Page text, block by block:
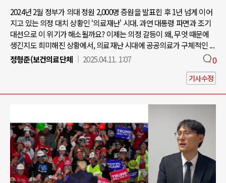
2024년 2월 정부가 의대 정원 2,000명 증원을 발표힌 후 1년 넘게 이어
지고 있는 의정 대치 상황인 ‘의료재난' 시대. 과연 대통령 파면과 조기
대선으로 이 위기가 해소될까요? 이제는 의정 갈등이 왜, 무엇 때문에
생긴지도 희미해진 상황에서, 의료재난 시대에 공공의료가 구체적인 ...
정형준(보건의료단체
2025.04.11. 1:07 0
기사수정